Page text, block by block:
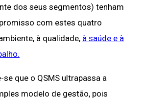
dos seus segmentos) tenham
com estes quatro
à qualidade, à saúde e à
que o QSMS ultrapassa a
modelo de gestão, pois